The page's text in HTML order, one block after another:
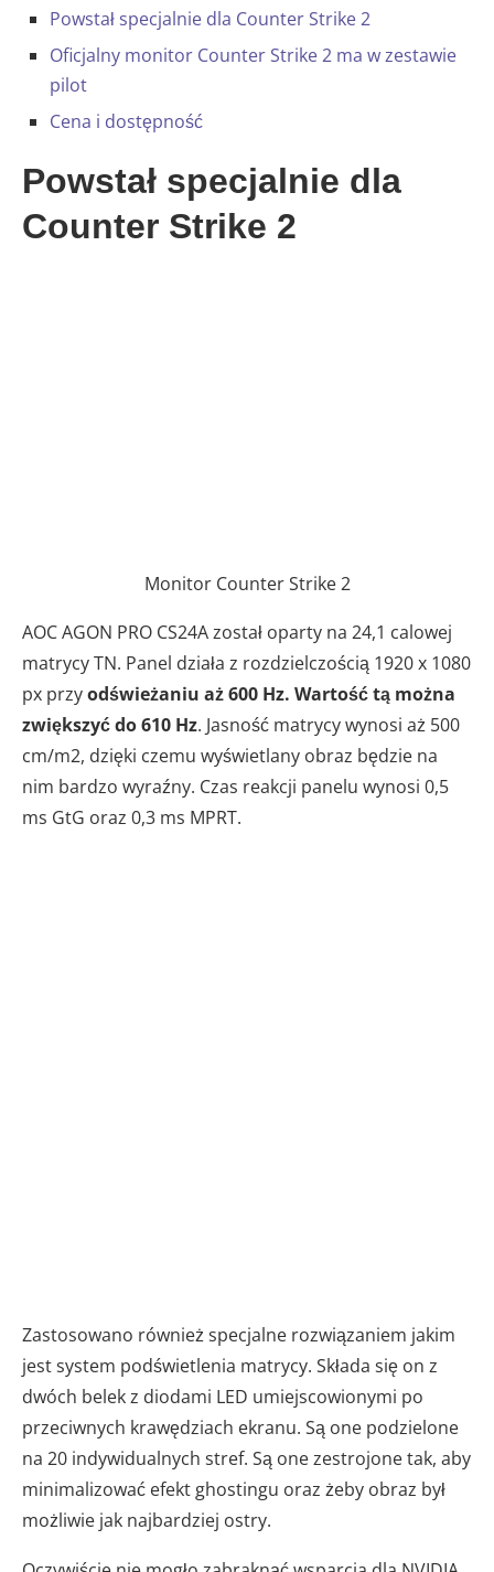
Powstał specjalnie dla Counter Strike 2
Oficjalny monitor Counter Strike 2 ma w zestawie
pilot
Cena i dostępność
Powstał specjalnie dla
Counter Strike 2
Monitor Counter Strike 2
AOC AGON PRO CS24A został oparty na 24,1 calowej
matrycy TN. Panel działa z rozdzielczością 1920 x 1080
px przyodświeżaniu aż 600 Hz. Wartość tą można
zwiększyć do 610 Hz. Jasność matrycy wynosi aż 500
cm/m2, dzięki czemu wyświetlany obraz będzie na
nim bardzo wyraźny. Czas reakcji panelu wynosi 0,5
ms GtG oraz 0,3 ms MPRT.
Zastosowano również specjalne rozwiązaniem jakim
jest system podświetlenia matrycy. Składa się on z
dwóch belek z diodami LED umiejscowionymi po
przeciwnych krawędziach ekranu. Są one podzielone
na 20 indywidualnych stref. Są one zestrojone tak, aby
minimalizować efekt ghostingu oraz żeby obraz był
możliwie jak najbardziej ostry.